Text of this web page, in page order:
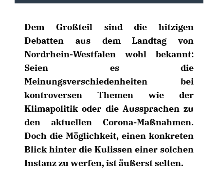
Dem Großteil sind die hitzigen
Debatten aus dem Landtag von
Nordrhein-Westfalen wohl bekannt:
Seien es die
Meinungsverschiedenheiten bei
kontroversen Themen wie der
Klimapolitik oder die Aussprachen zu
den aktuellen Corona-Maßnahmen.
Doch die Möglichkeit, einen konkreten
Blick hinter die Kulissen einer solchen
Instanz zu werfen, ist äußerst selten.